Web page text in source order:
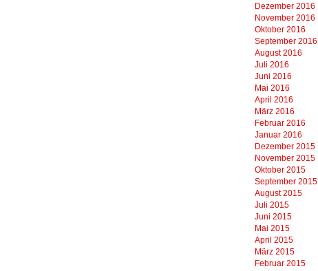
Dezember 2016
November 2016
Oktober 2016
September 2016
August 2016
Juli 2016
Juni 2016
Mai 2016
April 2016
März 2016
Februar 2016
Januar 2016
Dezember 2015
November 2015
Oktober 2015
September 2015
August 2015
Juli 2015
Juni 2015
Mai 2015
April 2015
März 2015
Februar 2015